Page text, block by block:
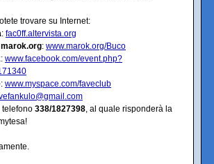
trovare su Internet:
: fac0ff.altervista.org
: www.marok.org/Buco
: www.facebook.com/event.php?
: www.myspace.com/faveclub
telefono 338/1827398, al quale risponderà la